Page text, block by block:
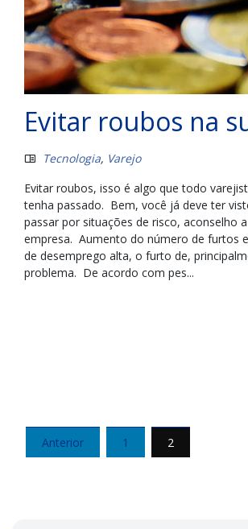
Evitar roubos na
Tecnologia, Varejo
Evitar roubos, isso é algo que todo
tenha passado. Bem, você já deve ter
passar por situações de risco, aconselho
empresa. Aumento do número de furtos
de desemprego alta, o furto de,
problema. De acordo com pes...
Paginação
de
Anterior 1 2